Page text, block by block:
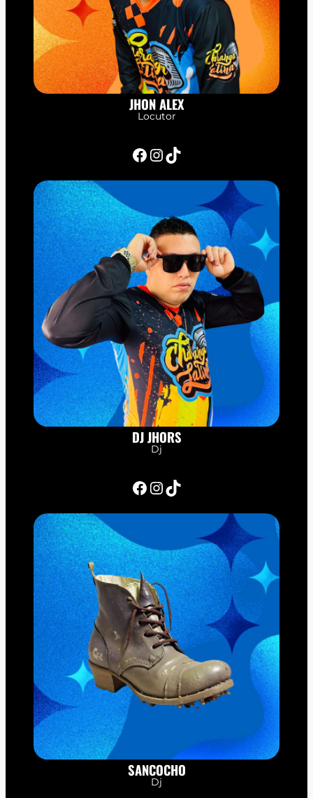
JHON ALEX
Locutor
Facebook InstagramTikTok
DJ JHORS
Dj
Facebook InstagramTikTok
SANCOCHO
Dj